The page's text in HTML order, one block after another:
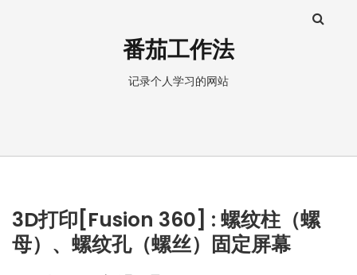
番茄工作法
记录个人学习的网站
3D打印[Fusion 360] : 螺纹柱（螺
母）、螺纹孔（螺丝）固定屏幕